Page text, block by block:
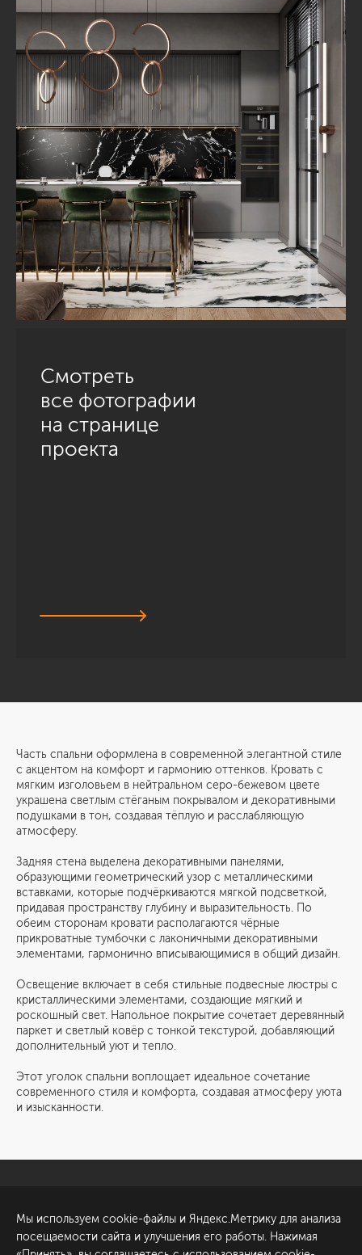
Смотреть
все фотографии
на странице
проекта
Часть спальни оформлена в современной элегантной стиле
с акцентом на комфорт и гармонию оттенков. Кровать с
мягким изголовьем в нейтральном серо-бежевом цвете
украшена светлым стёганым покрывалом и декоративными
подушками в тон, создавая тёплую и расслабляющую
атмосферу.
Задняя стена выделена декоративными панелями,
образующими геометрический узор с металлическими
вставками, которые подчёркиваются мягкой подсветкой,
придавая пространству глубину и выразительность. По
обеим сторонам кровати располагаются чёрные
прикроватные тумбочки с лаконичными декоративными
элементами, гармонично вписывающимися в общий дизайн.
Освещение включает в себя стильные подвесные люстры с
кристаллическими элементами, создающие мягкий и
роскошный свет. Напольное покрытие сочетает деревянный
паркет и светлый ковёр с тонкой текстурой, добавляющий
дополнительный уют и тепло.
Этот уголок спальни воплощает идеальное сочетание
современного стиля и комфорта, создавая атмосферу уюта
и изысканности.
Обсудить проект
ул. Академика Павлова, 6
к1
Мы используем cookie-файлы и Яндекс.Метрику для анализа
посещаемости сайта и улучшения его работы. Нажимая